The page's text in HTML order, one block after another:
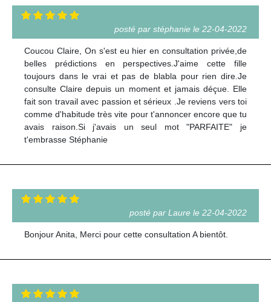
posté par stéphanie le 22-04-2022
Coucou Claire, On s'est eu hier en consultation privée,de
belles prédictions en perspectives.J'aime cette fille
toujours dans le vrai et pas de blabla pour rien dire.Je
consulte Claire depuis un moment et jamais déçue. Elle
fait son travail avec passion et sérieux .Je reviens vers toi
comme d'habitude très vite pour t'annoncer encore que tu
avais raison.Si j'avais un seul mot "PARFAITE" je
t'embrasse Stéphanie
posté par Laure le 22-04-2022
Bonjour Anita, Merci pour cette consultation A bientôt.